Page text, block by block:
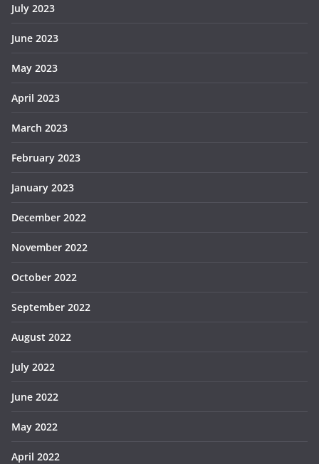
July 2023
June 2023
May 2023
April 2023
March 2023
February 2023
January 2023
December 2022
November 2022
October 2022
September 2022
August 2022
July 2022
June 2022
May 2022
April 2022